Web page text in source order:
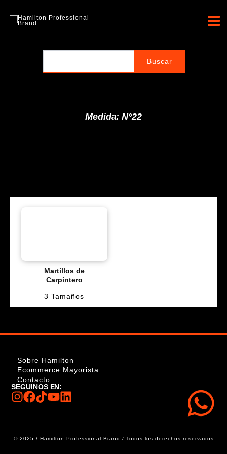
contenido
Medida: N°22
Martillos de
Carpintero
3 Tamaños
Sobre Hamilton
Ecommerce Mayorista
Contacto
SEGUINOS EN:
© 2025 / Hamilton Professional Brand / Todos los derechos reservados